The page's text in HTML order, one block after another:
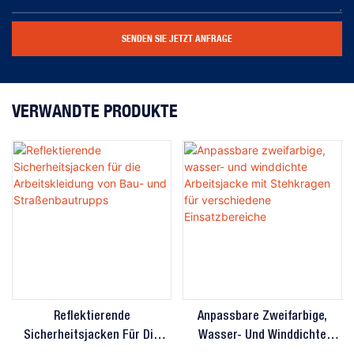
SENDEN SIE JETZT ANFRAGE
VERWANDTE PRODUKTE
Reflektierende
Sicherheitsjacken Für Die
Anpassbare Zweifarbige,
Wasser- Und Winddichte